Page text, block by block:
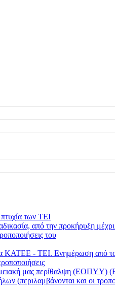
των ΤΕΙ
από την προκήρυξη
του
ΚΑΤΕΕ - ΤΕΙ. Ενημέρωση
μας περίθαλψη (ΕΟΠΥΥ)
(περιλαμβάνονται και οι